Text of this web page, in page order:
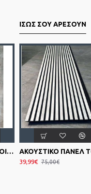
ΊΣΩΣ ΣΟΥ ΑΡΈΣΟΥΝ
ΑΚΟΥΣΤΙΚΟ ΠΑΝΕΛ TOIXOY 3D SLIM 2760/600/9mm 320 - A.WALNUT
39,99€ 75,00€